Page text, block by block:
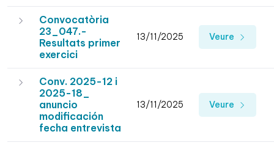
Convocatòria
23_047.-
Resultats primer
exercici
13/11/2025 Veure
Conv. 2025-12 i
2025-18_
anuncio
modificación
fecha entrevista
13/11/2025 Veure